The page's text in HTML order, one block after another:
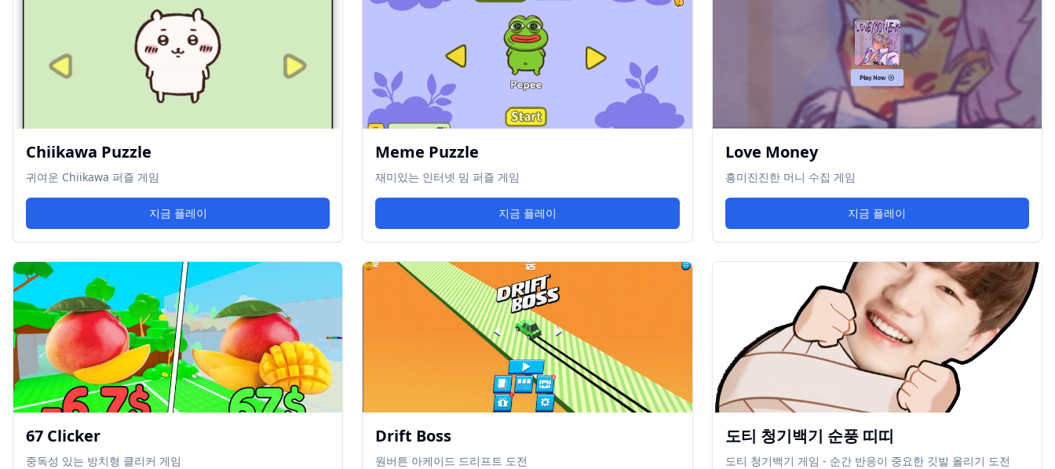
Chiikawa Puzzle
귀여운 Chiikawa 퍼즐 게임
지금 플레이
Meme Puzzle
재미있는 인터넷 밈 퍼즐 게임
지금 플레이
Love Money
흥미진진한 머니 수집 게임
지금 플레이
67 Clicker
중독성 있는 방치형 클리커 게임
Drift Boss
원버튼 아케이드 드리프트 도전
도티 청기백기 순풍 띠띠
도티 청기백기 게임 - 순간 반응이 중요한 깃발 올리기 도전